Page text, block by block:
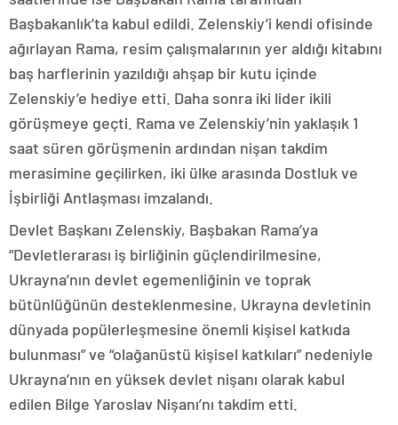
Başbakanlık’ta kabul edildi. Zelenskiy’i kendi ofisinde
ağırlayan Rama, resim çalışmalarının yer aldığı kitabını
baş harflerinin yazıldığı ahşap bir kutu içinde
Zelenskiy’e hediye etti. Daha sonra iki lider ikili
görüşmeye geçti. Rama ve Zelenskiy’nin yaklaşık 1
saat süren görüşmenin ardından nişan takdim
merasimine geçilirken, iki ülke arasında Dostluk ve
İşbirliği Antlaşması imzalandı.
Devlet Başkanı Zelenskiy, Başbakan Rama’ya
“Devletlerarası iş birliğinin güçlendirilmesine,
Ukrayna’nın devlet egemenliğinin ve toprak
bütünlüğünün desteklenmesine, Ukrayna devletinin
dünyada popülerleşmesine önemli kişisel katkıda
bulunması” ve “olağanüstü kişisel katkıları” nedeniyle
Ukrayna’nın en yüksek devlet nişanı olarak kabul
edilen Bilge Yaroslav Nişanı’nı takdim etti.